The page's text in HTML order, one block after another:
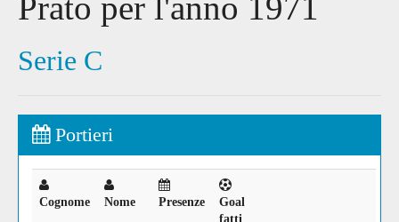
Serie C
Portieri
Cognome Nome Presenze
Goal
fatti